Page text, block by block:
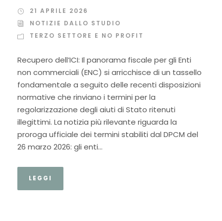
21 APRILE 2026
NOTIZIE DALLO STUDIO
TERZO SETTORE E NO PROFIT
Recupero dell’ICI: Il panorama fiscale per gli Enti
non commerciali (ENC) si arricchisce di un tassello
fondamentale a seguito delle recenti disposizioni
normative che rinviano i termini per la
regolarizzazione degli aiuti di Stato ritenuti
illegittimi. La notizia più rilevante riguarda la
proroga ufficiale dei termini stabiliti dal DPCM del
26 marzo 2026: gli enti...
LEGGI